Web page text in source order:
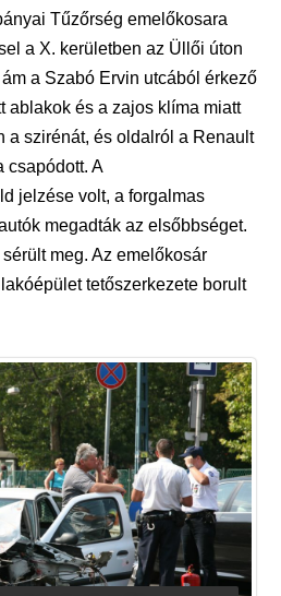
Tűzőrség emelőkosara
a X. kerületben az Üllői úton
a Szabó Ervin utcából érkező
ablakok és a zajos klíma miatt
a szirénát, és oldalról a Renault
csapódott. A
jelzése volt, a forgalmas
megadták az elsőbbséget.
meg. Az emelőkosár
tetőszerkezete borult